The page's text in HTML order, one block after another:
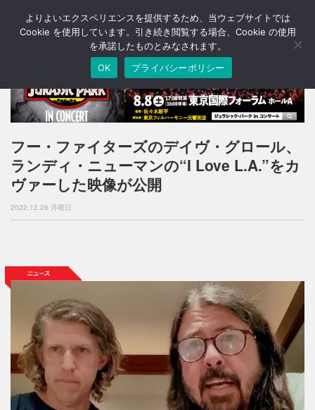
T
o
n
a
v
g
a
n
フー・ファイターズのデイヴ・グロール、
ランディ・ニューマンの“I Love L.A.”をカ
ヴァーした映像が公開
2022.12.26 月曜日
よりよいエクスペリエンスを提供するため、当ウェブサイトでは
Cookie を使用しています。引き続き閲覧する場合、Cookie の使用
を承諾したものとみなされます。
OK
プライバシーポリシー